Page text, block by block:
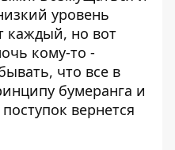
уровень
каждый, но вот
кому-то -
что все в
бумеранга и
вернется